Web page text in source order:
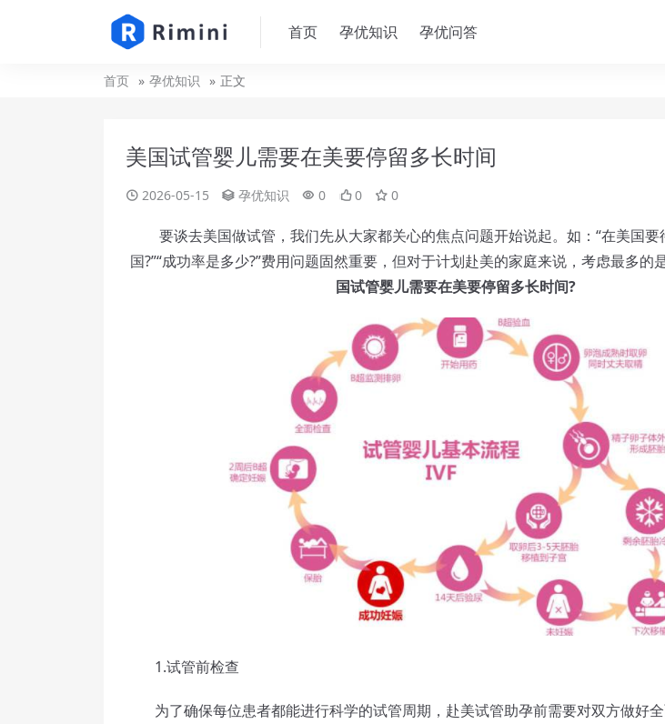
首页 孕优知识 孕优问答
首页 孕优知识 正文
美国试管婴儿需要在美要停留多长时间
2026-05-15 孕优知识 0 0 0
要谈去美国做试管，我们先从大家都关心的焦点问题开始说起。如：“在美国要
国?”“成功率是多少?”费用问题固然重要，但对于计划赴美的家庭来说，考虑最多的是
国试管婴儿需要在美要停留多长时间?
1.试管前检查
为了确保每位患者都能进行科学的试管周期，赴美试管助孕前需要对双方做好